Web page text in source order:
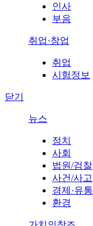
인사
부음
취업·창업
취업
시험정보
닫기
뉴스
정치
사회
법원/검찰
사건/사고
경제·유통
환경